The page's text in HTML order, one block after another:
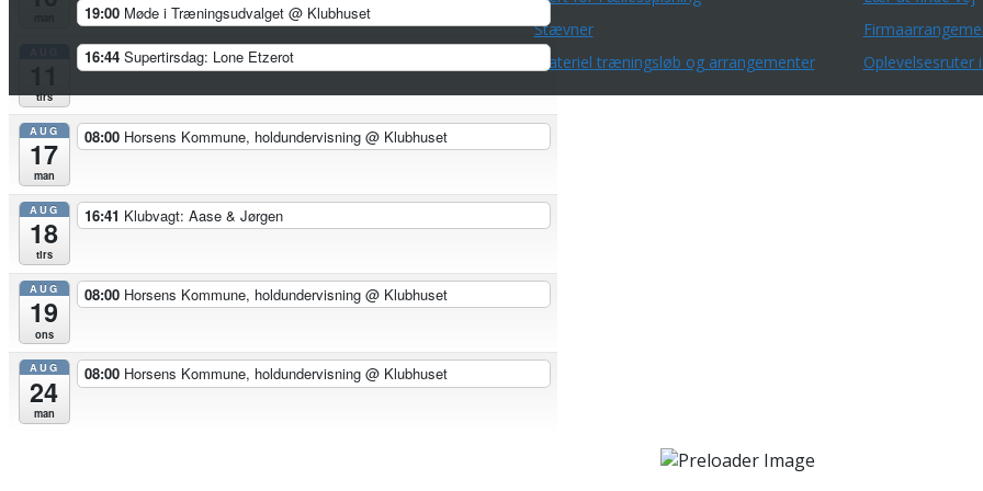
Stævner
Materiel træningsløb og arrangementer
Oplevelsesruter
19:00 Møde i Træningsudvalget @ Klubhuset
tirs
16:44 Supertirsdag: Lone Etzerot
AUG
17
man
08:00 Horsens Kommune, holdundervisning @ Klubhuset
AUG
18
tirs
16:41 Klubvagt: Aase & Jørgen
AUG
19
ons
08:00 Horsens Kommune, holdundervisning @ Klubhuset
AUG
24
man
08:00 Horsens Kommune, holdundervisning @ Klubhuset